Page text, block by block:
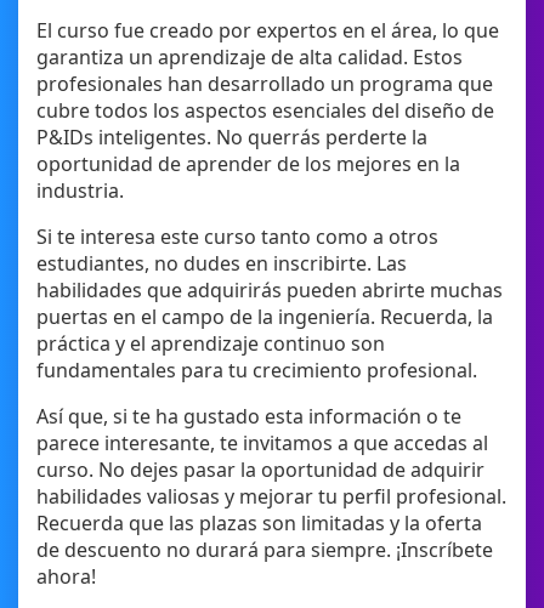
El curso fue creado por expertos en el área, lo que
garantiza un aprendizaje de alta calidad. Estos
profesionales han desarrollado un programa que
cubre todos los aspectos esenciales del diseño de
P&IDs inteligentes. No querrás perderte la
oportunidad de aprender de los mejores en la
industria.
Si te interesa este curso tanto como a otros
estudiantes, no dudes en inscribirte. Las
habilidades que adquirirás pueden abrirte muchas
puertas en el campo de la ingeniería. Recuerda, la
práctica y el aprendizaje continuo son
fundamentales para tu crecimiento profesional.
Así que, si te ha gustado esta información o te
parece interesante, te invitamos a que accedas al
curso. No dejes pasar la oportunidad de adquirir
habilidades valiosas y mejorar tu perfil profesional.
Recuerda que las plazas son limitadas y la oferta
de descuento no durará para siempre. ¡Inscríbete
ahora!